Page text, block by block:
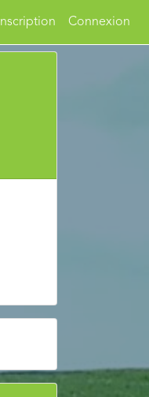
Inscription Connexion